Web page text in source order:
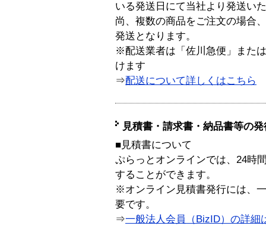
いる発送日にて当社より発送い
尚、複数の商品をご注文の場合
発送となります。
※配送業者は「佐川急便」また
けます
⇒配送について詳しくはこちら
見積書・請求書・納品書等の
■見積書について
ぷらっとオンラインでは、24時
することができます。
※オンライン見積書発行には、
要です。
⇒一般法人会員（BizID）の詳細